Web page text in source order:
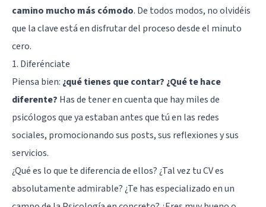
camino mucho más cómodo. De todos modos, no olvidéis
que la clave está en disfrutar del proceso desde el minuto
cero.
1. Diferénciate
Piensa bien: ¿qué tienes que contar? ¿Qué te hace
diferente? Has de tener en cuenta que hay miles de
psicólogos que ya estaban antes que tú en las redes
sociales, promocionando sus posts, sus reflexiones y sus
servicios.
¿Qué es lo que te diferencia de ellos?¿Tal vez tu CV es
absolutamente admirable?¿Te has especializado en un